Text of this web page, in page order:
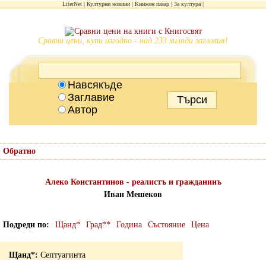
LiterNet Културни новини Книжен пазар За култура
Сравни цени, купи изгодно - над 233 хиляди заглавия!
Навсякъде
Заглавие
Автор
Обратно
Алеко Константинов - реалистъ и гражданинъ
Иван Мешеков
Подреди по Щанд* Град** Година Състояние Цена
Септуагинта